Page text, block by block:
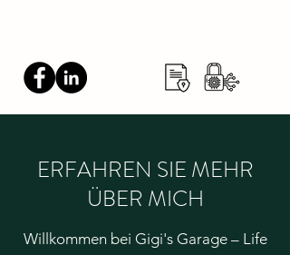
ERFAHREN SIE MEHR
ÜBER MICH
Willkommen bei Gigi's Garage – Life